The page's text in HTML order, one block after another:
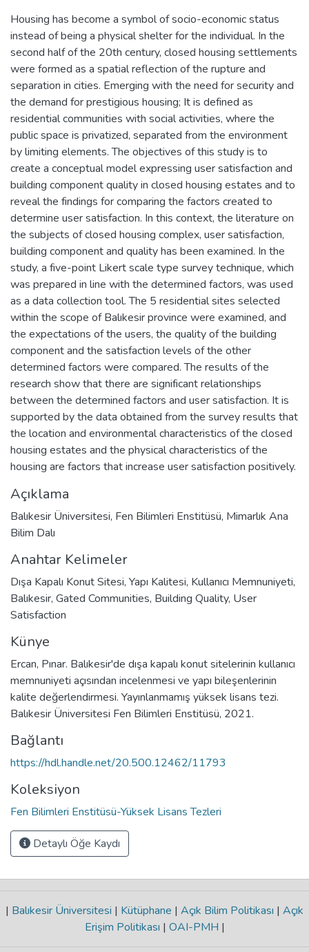
Housing has become a symbol of socio-economic status
instead of being a physical shelter for the individual. In the
second half of the 20th century, closed housing settlements
were formed as a spatial reflection of the rupture and
separation in cities. Emerging with the need for security and
the demand for prestigious housing; It is defined as
residential communities with social activities, where the
public space is privatized, separated from the environment
by limiting elements. The objectives of this study is to
create a conceptual model expressing user satisfaction and
building component quality in closed housing estates and to
reveal the findings for comparing the factors created to
determine user satisfaction. In this context, the literature on
the subjects of closed housing complex, user satisfaction,
building component and quality has been examined. In the
study, a five-point Likert scale type survey technique, which
was prepared in line with the determined factors, was used
as a data collection tool. The 5 residential sites selected
within the scope of Balıkesir province were examined, and
the expectations of the users, the quality of the building
component and the satisfaction levels of the other
determined factors were compared. The results of the
research show that there are significant relationships
between the determined factors and user satisfaction. It is
supported by the data obtained from the survey results that
the location and environmental characteristics of the closed
housing estates and the physical characteristics of the
housing are factors that increase user satisfaction positively.
Açıklama
Balıkesir Üniversitesi, Fen Bilimleri Enstitüsü, Mimarlık Ana
Bilim Dalı
Anahtar Kelimeler
Dışa Kapalı Konut Sitesi, Yapı Kalitesi, Kullanıcı Memnuniyeti,
Balıkesir, Gated Communities, Building Quality, User
Satisfaction
Künye
Ercan, Pınar. Balıkesir'de dışa kapalı konut sitelerinin kullanıcı
memnuniyeti açısından incelenmesi ve yapı bileşenlerinin
kalite değerlendirmesi. Yayınlanmamış yüksek lisans tezi.
Balıkesir Üniversitesi Fen Bilimleri Enstitüsü, 2021.
Bağlantı
https://hdl.handle.net/20.500.12462/11793
Koleksiyon
Fen Bilimleri Enstitüsü-Yüksek Lisans Tezleri
Detaylı Öğe Kaydı
| Balıkesir Üniversitesi | Kütüphane | Açık Bilim Politikası | Açık
Erişim Politikası | OAI-PMH |